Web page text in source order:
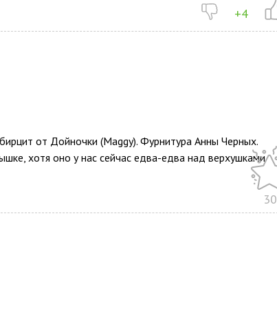
+4
от Дойночки (Maggy). Фурнитура Анны Черных.
хотя оно у нас сейчас едва-едва над верхушками
30